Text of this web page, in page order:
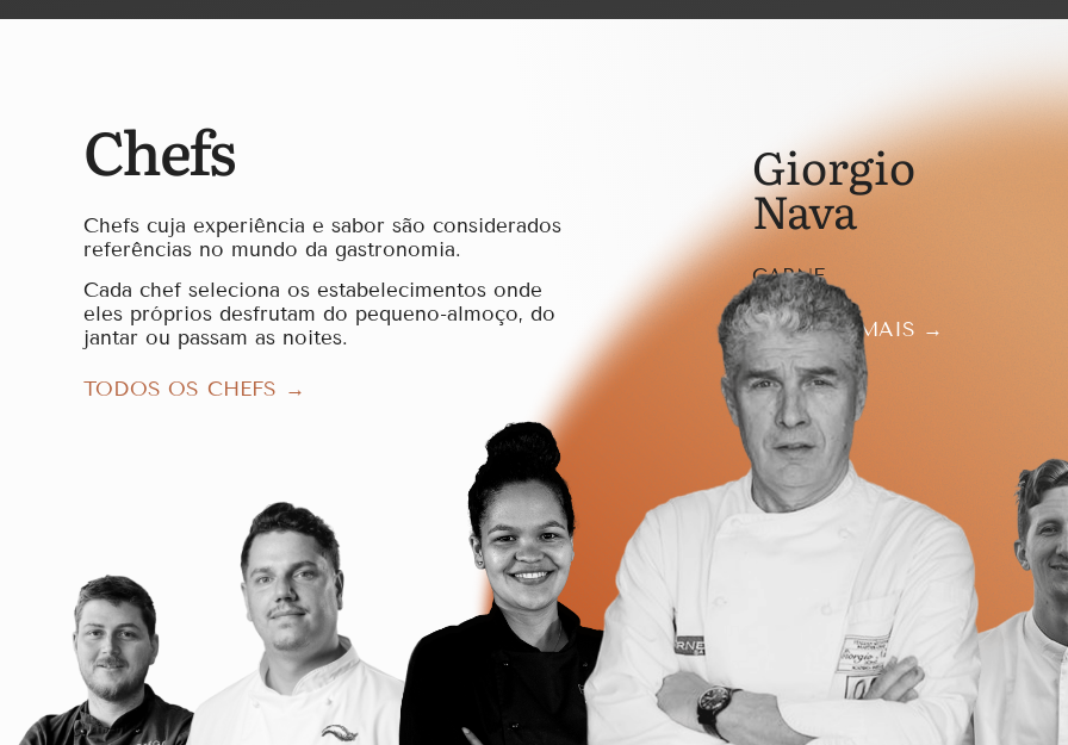
Chefs
Chefs cuja experiência e sabor são considerados
referências no mundo da gastronomia.
Cada chef seleciona os estabelecimentos onde
eles próprios desfrutam do pequeno-almoço, do
jantar ou passam as noites.
TODOS OS CHEFS →
Giorgio
Nava
CARNE
SABER MAIS →